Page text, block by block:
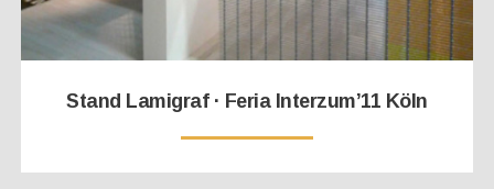
Stand Lamigraf · Feria Interzum’11 Köln